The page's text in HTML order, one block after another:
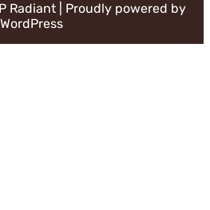
Radiant| Proudly powered by
WordPress